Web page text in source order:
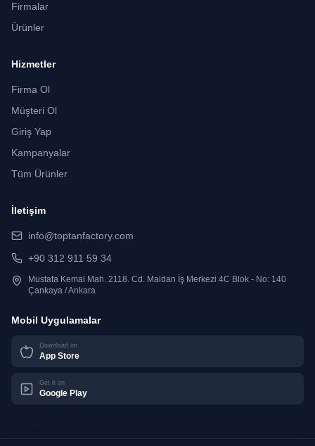
Firmalar
Ürünler
Hizmetler
Firma Ol
Müşteri Ol
Giriş Yap
Kampanyalar
Tüm Ürünler
İletişim
info@toptanfactory.com
+90 312 911 59 34
Mustafa Kemal Mah. 2118. Cd. Maidan İş Merkezi 4C Blok - No: 140
Çankaya / Ankara
Mobil Uygulamalar
Download on
App Store
Get it on
Google Play